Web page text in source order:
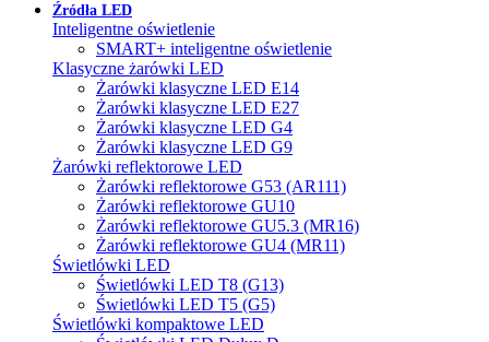
Źródła LED
Inteligentne oświetlenie
SMART+ inteligentne oświetlenie
Klasyczne żarówki LED
Żarówki klasyczne LED E14
Żarówki klasyczne LED E27
Żarówki klasyczne LED G4
Żarówki klasyczne LED G9
Żarówki reflektorowe LED
Żarówki reflektorowe G53 (AR111)
Żarówki reflektorowe GU10
Żarówki reflektorowe GU5.3 (MR16)
Żarówki reflektorowe GU4 (MR11)
Świetlówki LED
Świetlówki LED T8 (G13)
Świetlówki LED T5 (G5)
Świetlówki kompaktowe LED